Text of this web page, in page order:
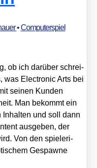
•Computerspiel
ob ich dar­über schrei­
was Elec­tro­nic Arts bei
sei­nen Kun­den
Man bekommt ein
und soll dann
aus­ge­ben, der
Von den spie­le­ri­
Gespaw­ne